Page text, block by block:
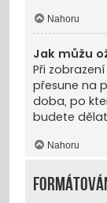
Nahoru
Jak můžu
Při
přesune na
doba, po
budete
Nahoru